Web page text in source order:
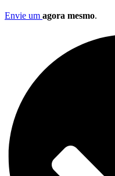
Envie um agora mesmo.